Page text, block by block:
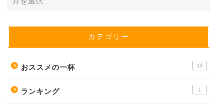
カテゴリー
おススメの一杯 19
ランキング 1